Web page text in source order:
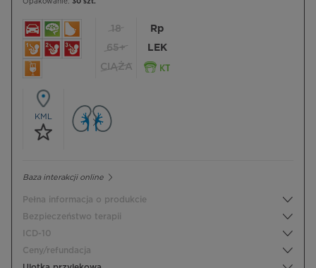
Opakowanie: 30 szt.
18
65+
CIĄŻA
Rp
LEK
KML
Baza interakcji online
Pełna informacja o produkcie
Bezpieczeństwo terapii
ICD-10
Ceny/refundacja